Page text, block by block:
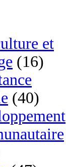
et
(16)
(40)